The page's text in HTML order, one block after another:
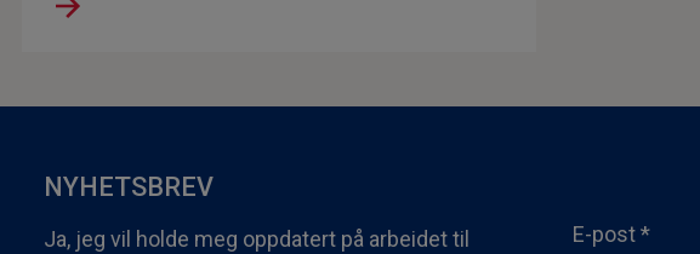
NYHETSBREV
Ja, jeg vil holde meg oppdatert på arbeidet til
E-post*